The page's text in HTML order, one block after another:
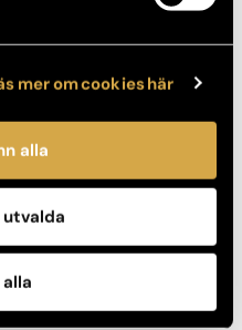
mer om cookies här
alla
medel medföra
reaktioner. Det är viktigt
och omedelbart
vid intag av